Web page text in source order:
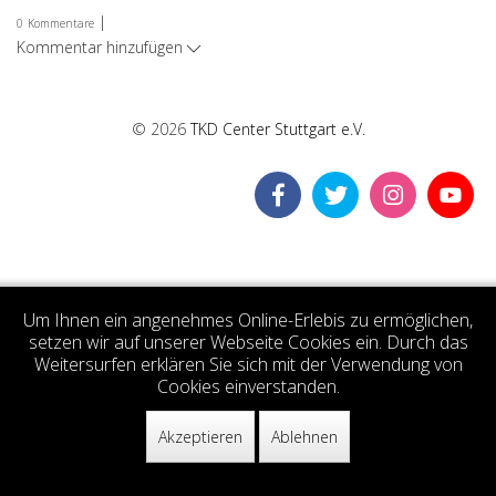
0 Kommentare |
Kommentar hinzufügen
© 2026TKD Center Stuttgart e.V.
Um Ihnen ein angenehmes Online-Erlebis zu ermöglichen,
setzen wir auf unserer Webseite Cookies ein. Durch das
Weitersurfen erklären Sie sich mit der Verwendung von
Cookies einverstanden.
Akzeptieren Ablehnen